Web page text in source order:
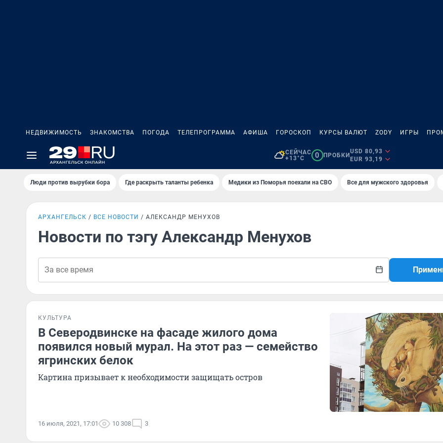
НЕДВИЖИМОСТЬ ЗНАКОМСТВА ПОГОДА ТЕЛЕПРОГРАММА АФИША ГОРОСКОП КУРСЫ ВАЛЮТ ZODY ИГРЫ
СЕЙЧАС
+13°C
0 ПРОБКИ
USD 80,93
EUR 93,19
Люди против вырубки бора Где раскрыть таланты ребенка Медики из Поморья поехали на СВО Все для мужского здоровья
АРХАНГЕЛЬСК ВСЕ НОВОСТИ АЛЕКСАНДР МЕНУХОВ
Новости по тэгу Александр Менухов
КУЛЬТУРА
В Северодвинске на фасаде жилого дома
появился новый мурал. На этот раз — семейство
ягринских белок
Картина призывает к необходимости защищать остров
16 июля, 2021, 17:01 10 308 3